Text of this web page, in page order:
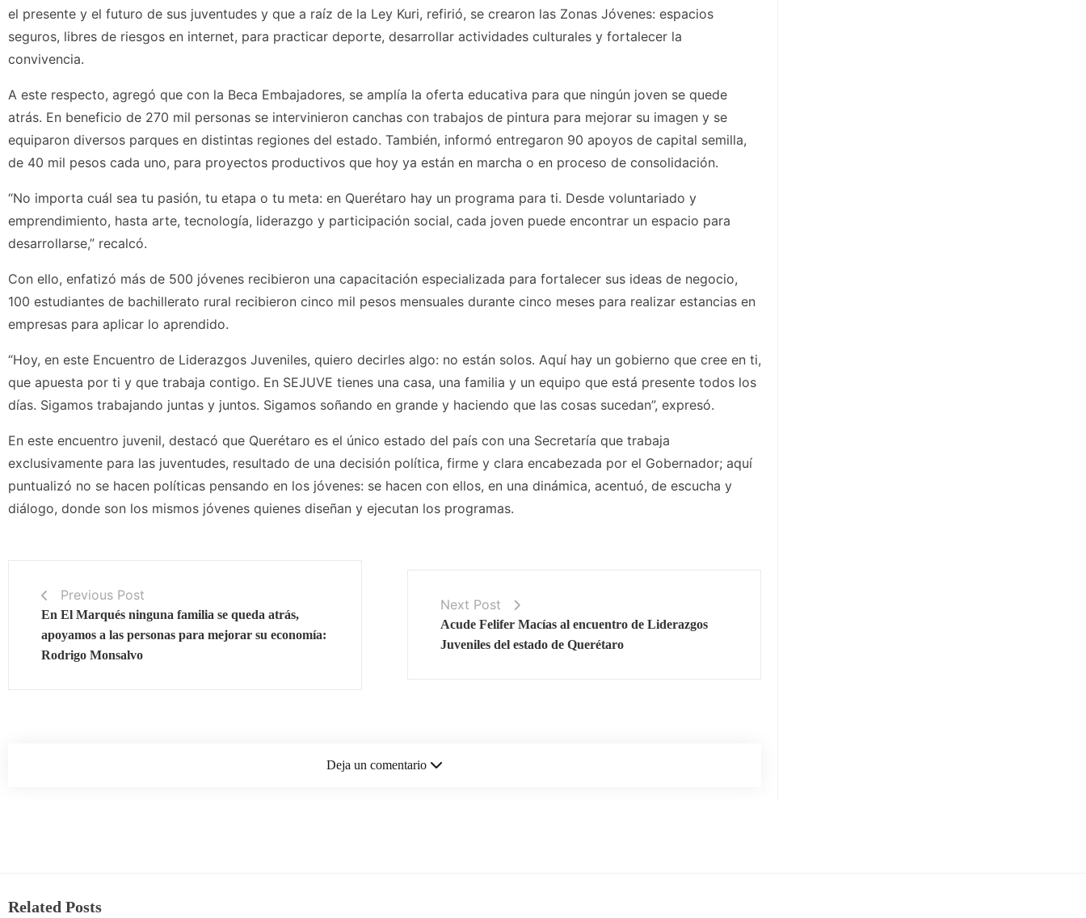
el presente y el futuro de sus juventudes y que a raíz de la Ley Kuri, refirió, se crearon las Zonas Jóvenes: espacios
seguros, libres de riesgos en internet, para practicar deporte, desarrollar actividades culturales y fortalecer la
convivencia.
A este respecto, agregó que con la Beca Embajadores, se amplía la oferta educativa para que ningún joven se quede
atrás. En beneficio de 270 mil personas se intervinieron canchas con trabajos de pintura para mejorar su imagen y se
equiparon diversos parques en distintas regiones del estado. También, informó entregaron 90 apoyos de capital semilla,
de 40 mil pesos cada uno, para proyectos productivos que hoy ya están en marcha o en proceso de consolidación.
“No importa cuál sea tu pasión, tu etapa o tu meta: en Querétaro hay un programa para ti. Desde voluntariado y
emprendimiento, hasta arte, tecnología, liderazgo y participación social, cada joven puede encontrar un espacio para
desarrollarse,” recalcó.
Con ello, enfatizó más de 500 jóvenes recibieron una capacitación especializada para fortalecer sus ideas de negocio,
100 estudiantes de bachillerato rural recibieron cinco mil pesos mensuales durante cinco meses para realizar estancias en
empresas para aplicar lo aprendido.
“Hoy, en este Encuentro de Liderazgos Juveniles, quiero decirles algo: no están solos. Aquí hay un gobierno que cree en ti,
que apuesta por ti y que trabaja contigo. En SEJUVE tienes una casa, una familia y un equipo que está presente todos los
días. Sigamos trabajando juntas y juntos. Sigamos soñando en grande y haciendo que las cosas sucedan”, expresó.
En este encuentro juvenil, destacó que Querétaro es el único estado del país con una Secretaría que trabaja
exclusivamente para las juventudes, resultado de una decisión política, firme y clara encabezada por el Gobernador; aquí
puntualizó no se hacen políticas pensando en los jóvenes: se hacen con ellos, en una dinámica, acentuó, de escucha y
diálogo, donde son los mismos jóvenes quienes diseñan y ejecutan los programas.
Previous Post
En El Marqués ninguna familia se queda atrás,
apoyamos a las personas para mejorar su economía:
Rodrigo Monsalvo
Next Post
Acude Felifer Macías al encuentro de Liderazgos
Juveniles del estado de Querétaro
Deja un comentario
Related Posts